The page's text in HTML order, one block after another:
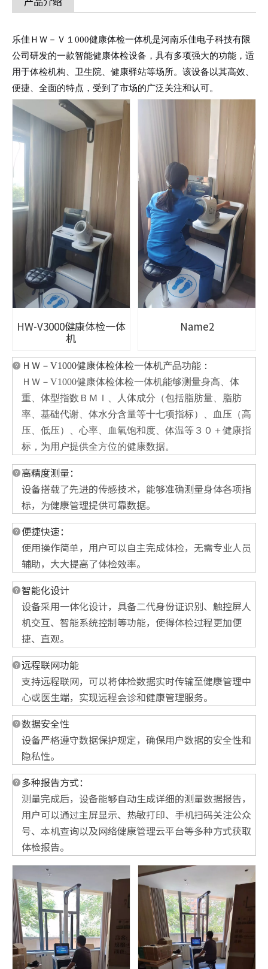
乐佳ＨＷ－Ｖ１000健康体检一体机是河南乐佳电子科技有限
公司研发的一款智能健康体检设备，具有多项强大的功能，适
用于体检机构、卫生院、健康驿站等场所。该设备以其高效、
便捷、全面的特点，受到了市场的广泛关注和认可。
HW-V3000健康体检一体
机
Name2
ＨＷ－V1000健康体检体检一体机产品功能：
ＨＷ－V1000健康体检体检一体机能够测量身高、体
重、体型指数ＢＭＩ、人体成分（包括脂肪量、脂肪
率、基础代谢、体水分含量等十七项指标）、血压（高
压、低压）、心率、血氧饱和度、体温等３０＋健康指
标，为用户提供全方位的健康数据。
高精度测量：
设备搭载了先进的传感技术，能够准确测量身体各项指
标，为健康管理提供可靠数据。
便捷快速：
使用操作简单，用户可以自主完成体检，无需专业人员
辅助，大大提高了体检效率。
智能化设计
设备采用一体化设计，具备二代身份证识别、触控屏人
机交互、智能系统控制等功能，使得体检过程更加便
捷、直观。
远程联网功能
支持远程联网，可以将体检数据实时传输至健康管理中
心或医生端，实现远程会诊和健康管理服务。
数据安全性
设备严格遵守数据保护规定，确保用户数据的安全性和
隐私性。
多种报告方式：
测量完成后，设备能够自动生成详细的测量数据报告，
用户可以通过主屏显示、热敏打印、手机扫码关注公众
号、本机查询以及网络健康管理云平台等多种方式获取
体检报告。